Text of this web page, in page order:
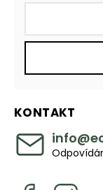
KONTAKT
info@